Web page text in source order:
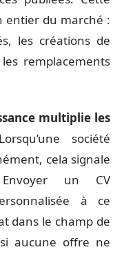
entier du marché :
les créations de
remplacements
multiplie les
société
cela signale
un CV
à ce
dans le champ de
aucune offre ne